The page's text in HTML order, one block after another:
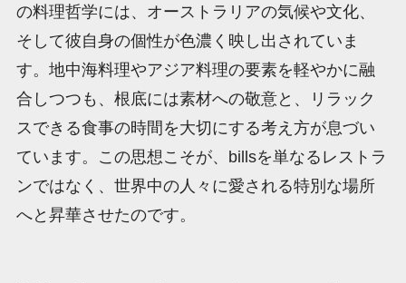
の料理哲学には、オーストラリアの気候や文化、
そして彼自身の個性が色濃く映し出されていま
す。地中海料理やアジア料理の要素を軽やかに融
合しつつも、根底には素材への敬意と、リラック
スできる食事の時間を大切にする考え方が息づい
ています。この思想こそが、billsを単なるレストラ
ンではなく、世界中の人々に愛される特別な場所
へと昇華させたのです。